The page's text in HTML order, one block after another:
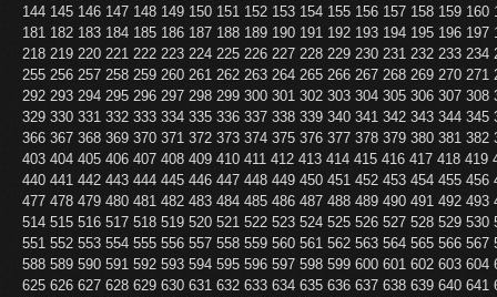
144 145 146 147 148 149 150 151 152 153 154 155 156 157 158 159 160
181 182 183 184 185 186 187 188 189 190 191 192 193 194 195 196 197
218 219 220 221 222 223 224 225 226 227 228 229 230 231 232 233 234
255 256 257 258 259 260 261 262 263 264 265 266 267 268 269 270 271
292 293 294 295 296 297 298 299 300 301 302 303 304 305 306 307 308
329 330 331 332 333 334 335 336 337 338 339 340 341 342 343 344 345
366 367 368 369 370 371 372 373 374 375 376 377 378 379 380 381 382
403 404 405 406 407 408 409 410 411 412 413 414 415 416 417 418 419
440 441 442 443 444 445 446 447 448 449 450 451 452 453 454 455 456
477 478 479 480 481 482 483 484 485 486 487 488 489 490 491 492 493
514 515 516 517 518 519 520 521 522 523 524 525 526 527 528 529 530
551 552 553 554 555 556 557 558 559 560 561 562 563 564 565 566 567
588 589 590 591 592 593 594 595 596 597 598 599 600 601 602 603 604
625 626 627 628 629 630 631 632 633 634 635 636 637 638 639 640 641